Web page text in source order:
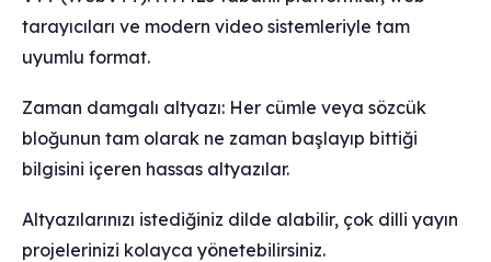
tarayıcıları ve modern video sistemleriyle tam
uyumlu format.
Zaman damgalı altyazı: Her cümle veya sözcük
bloğunun tam olarak ne zaman başlayıp bittiği
bilgisini içeren hassas altyazılar.
Altyazılarınızı istediğiniz dilde alabilir, çok dilli yayın
projelerinizi kolayca yönetebilirsiniz.